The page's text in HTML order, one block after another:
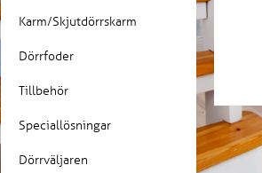
Karm/Skjutdörrskarm
Dörrfoder
Tillbehör
Speciallösningar
Dörrväljaren